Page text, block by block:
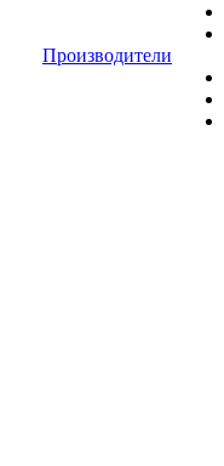
Производители